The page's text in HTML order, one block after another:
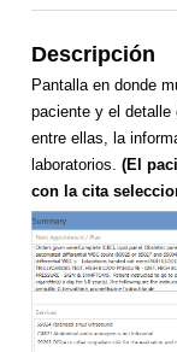
Descripción
Pantalla en donde
paciente y el detalle
entre ellas, la
laboratorios. (El
con la cita